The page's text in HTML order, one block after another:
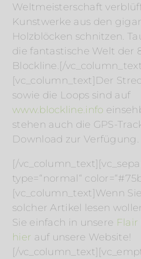
Weltmeisterschaft
Kunstwerke aus den
Holzblöcken schnitzen.
die fantastische Welt der
Blockline.[/
[vc_column_text]Der
sowie die Loops sind auf
www.blockline.info
stehen auch die GPS-
Download zur Verfügung.
[/
type=“normal“
[vc_column_text]Wenn
solcher Artikel lesen
Sie einfach in unsere Flair
hier auf unsere Website!
[/